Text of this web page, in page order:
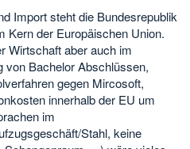
Import steht die Bundesrepublik
Kern der Europäischen Union.
Wirtschaft aber auch im
von Bachelor Abschlüssen,
gegen Mircosoft,
innerhalb der EU um
im
Stahl, keine